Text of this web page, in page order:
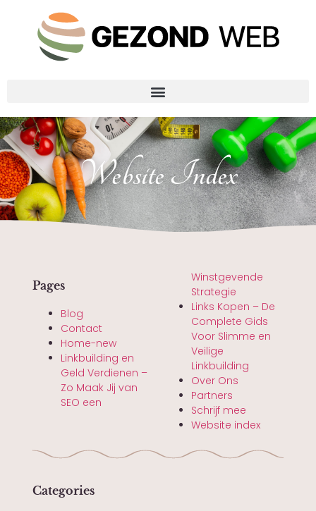
Website Index
Pages
Blog
Contact
Home-new
Linkbuilding en
Geld Verdienen –
Zo Maak Jij van
SEO een
Winstgevende
Strategie
Links Kopen – De
Complete Gids
Voor Slimme en
Veilige
Linkbuilding
Over Ons
Partners
Schrijf mee
Website index
Categories